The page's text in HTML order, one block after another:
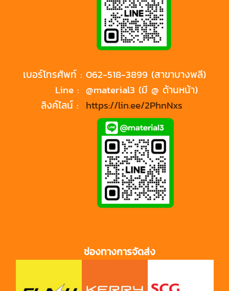
เบอร์โทรศัพท์ : 062-518-3899 (สาขาบางพลี)
Line : @material3 (มี @ ด้านหน้า)
ลิงค์ไลน์ : https://lin.ee/2PhnNxs
ช่องทางการจัดส่ง